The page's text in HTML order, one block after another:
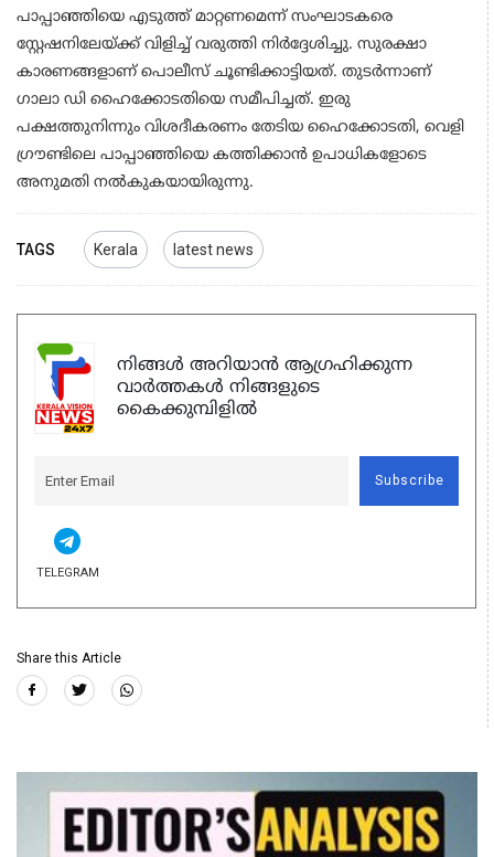
പാപ്പാഞ്ഞിയെ എടുത്ത് മാറ്റണമെന്ന് സംഘാടകരെ
സ്റ്റേഷനിലേയ്ക്ക് വിളിച്ച് വരുത്തി നിർദ്ദേശിച്ചു. സുരക്ഷാ
കാരണങ്ങളാണ് പൊലീസ് ചൂണ്ടിക്കാട്ടിയത്. തുടർന്നാണ്
ഗാലാ ഡി ഹൈക്കോടതിയെ സമീപിച്ചത്. ഇരു
പക്ഷത്തുനിന്നും വിശദീകരണം തേടിയ ഹൈക്കോടതി, വെളി
ഗ്രൗണ്ടിലെ പാപ്പാഞ്ഞിയെ കത്തിക്കാൻ ഉപാധികളോടെ
അനുമതി നൽകുകയായിരുന്നു.
TAGS Kerala latest news
നിങ്ങൾ അറിയാൻ ആഗ്രഹിക്കുന്ന
വാർത്തകൾ നിങ്ങളുടെ
കൈക്കുമ്പിളിൽ
Subscribe
TELEGRAM
Share this Article